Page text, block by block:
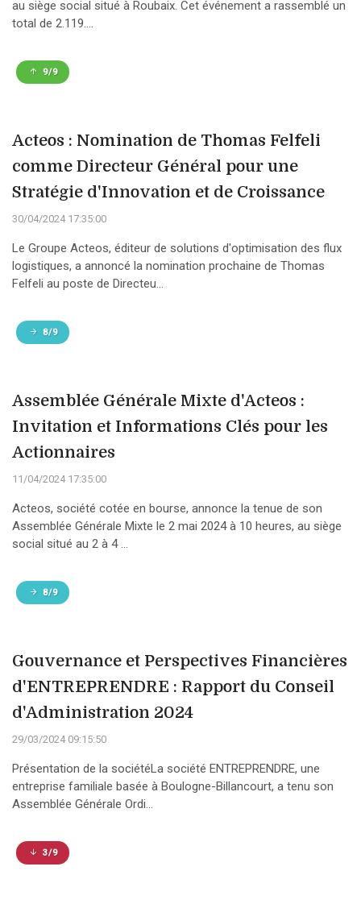
au siège social situé à Roubaix. Cet événement a rassemblé un
total de 2.119....
9/9
Acteos : Nomination de Thomas Felfeli
comme Directeur Général pour une
Stratégie d'Innovation et de Croissance
30/04/2024 17:35:00
Le Groupe Acteos, éditeur de solutions d'optimisation des flux
logistiques, a annoncé la nomination prochaine de Thomas
Felfeli au poste de Directeu...
8/9
Assemblée Générale Mixte d'Acteos :
Invitation et Informations Clés pour les
Actionnaires
11/04/2024 17:35:00
Acteos, société cotée en bourse, annonce la tenue de son
Assemblée Générale Mixte le 2 mai 2024 à 10 heures, au siège
social situé au 2 à 4 ...
8/9
Gouvernance et Perspectives Financières
d'ENTREPRENDRE : Rapport du Conseil
d'Administration 2024
29/03/2024 09:15:50
Présentation de la sociétéLa société ENTREPRENDRE, une
entreprise familiale basée à Boulogne-Billancourt, a tenu son
Assemblée Générale Ordi...
3/9